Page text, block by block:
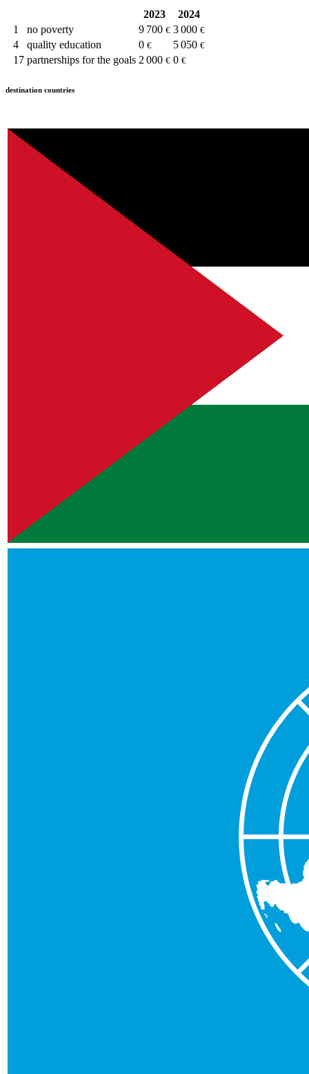
2023
2024
1
no poverty 9 700 € 3 000 €
4 quality education 0 € 5 050 €
17 partnerships for the goals 2 000 € 0 €
destination countries